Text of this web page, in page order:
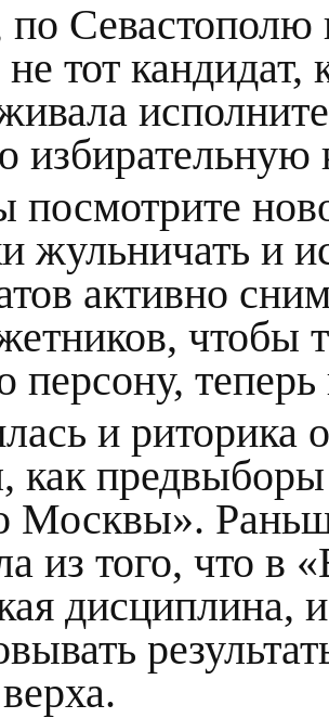
по
тот кандидат,
избирательную
посмотрите
жульничать и
активно
чтобы
теперь
и риторика
как
Москвы».
из того, что в
дисциплина,